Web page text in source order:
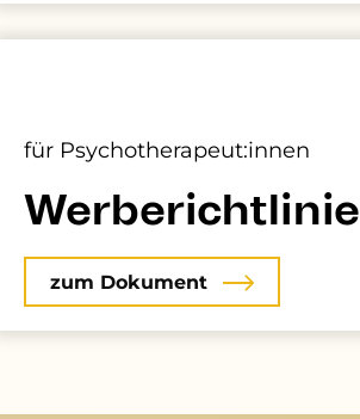
für Psychotherapeut:innen
Werberichtlinie
zum Dokument